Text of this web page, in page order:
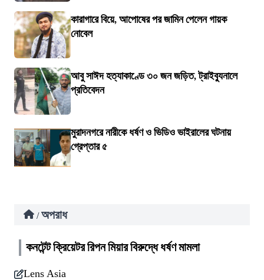
কারাগারে বিয়ে, আপোষের পর জামিন পেলেন গায়ক
নোবেল
আবু সাঈদ হত্যাকাণ্ডে ৩০ জন জড়িত, ট্রাইব্যুনালে
প্রতিবেদন
মুরাদনগরে নারীকে ধর্ষণ ও ভিডিও ভাইরালের ঘটনায়
গ্রেপ্তার ৫
/ অপরাধ
কনটেন্ট ক্রিয়েটর রিপন মিয়ার বিরুদ্ধে ধর্ষণ মামলা
Lens Asia